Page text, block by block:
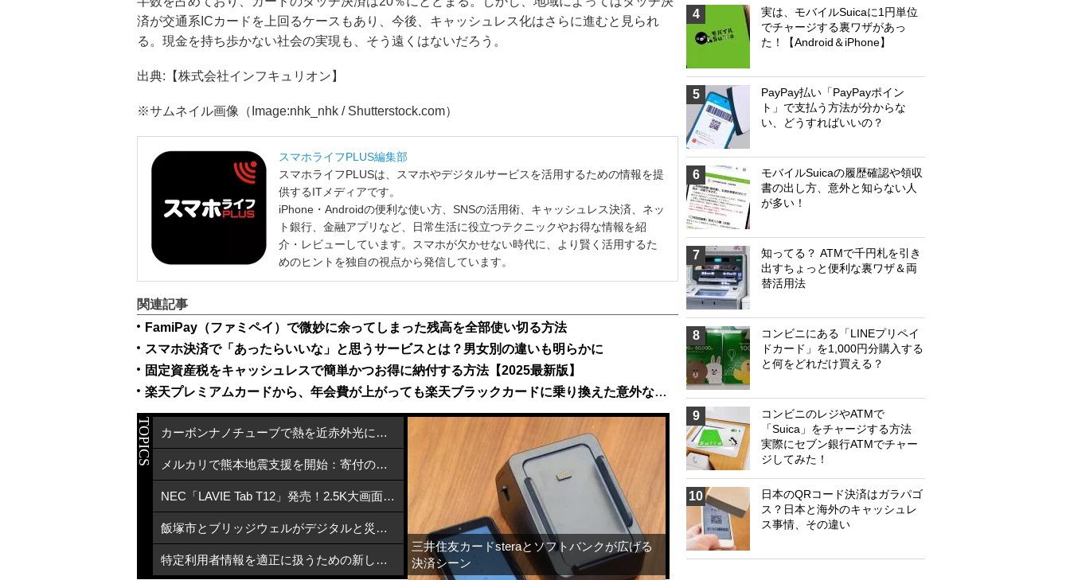
済が交通系ICカードを上回るケースもあり、今後、キャッシュレス化はさらに進むと見られ
る。現金を持ち歩かない社会の実現も、そう遠くはないだろう。
出典:【株式会社インフキュリオン】
※サムネイル画像（Image:nhk_nhk / Shutterstock.com）
スマホライフPLUS編集部
スマホライフPLUSは、スマホやデジタルサービスを活用するための情報を提
供するITメディアです。
iPhone・Androidの便利な使い方、SNSの活用術、キャッシュレス決済、ネッ
ト銀行、金融アプリなど、日常生活に役立つテクニックやお得な情報を紹
介・レビューしています。スマホが欠かせない時代に、より賢く活用するた
めのヒントを独自の視点から発信しています。
関連記事
FamiPay（ファミペイ）で微妙に余ってしまった残高を全部使い切る方法
スマホ決済で「あったらいいな」と思うサービスとは？男女別の違いも明らかに
固定資産税をキャッシュレスで簡単かつお得に納付する方法【2025最新版】
楽天プレミアムカードから、年会費が上がっても楽天ブラックカードに乗り換えた意外な理由
TOPICS
三井住友カードsteraとソフトバンクが広げる
決済シーン
カーボンナノチューブで熱を近赤外光に変換する方法
メルカリで熊本地震支援を開始：寄付の方法と活用先
NEC「LAVIE Tab T12」発売！2.5K大画面Androidタブレットが6万円台で登場
飯塚市とブリッジウェルがデジタルと災害支援で連携協定締結
特定利用者情報を適正に扱うための新しい指針とは？
4
実は、モバイルSuicaに1円単位
でチャージする裏ワザがあっ
た！【Android＆iPhone】
5
PayPay払い「PayPayポイン
ト」で支払う方法が分からな
い、どうすればいいの？
6
モバイルSuicaの履歴確認や領収
書の出し方、意外と知らない人
が多い！
7
知ってる？ ATMで千円札を引き
出すちょっと便利な裏ワザ＆両
替活用法
8
コンビニにある「LINEプリペイ
ドカード」を1,000円分購入する
と何をどれだけ買える？
9
コンビニのレジやATMで
「Suica」をチャージする方法
実際にセブン銀行ATMでチャー
ジしてみた！
10
日本のQRコード決済はガラパゴ
ス？日本と海外のキャッシュレ
ス事情、その違い